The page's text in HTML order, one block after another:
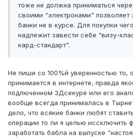
тоже не должна приниматься
своими "электронами" позволяет
банки не в курсе. Для покупки
надлежит завести себе "визу-
кард-стандарт".
Не пиши со 100%й уверенностью то,
принимается в интернете, правда
подлюченном 3Дсекуре или его
вообще всегда принималась в
дело, что всякие банки любят
операции то ли я целью иссключить
заработать бабла на выпуске